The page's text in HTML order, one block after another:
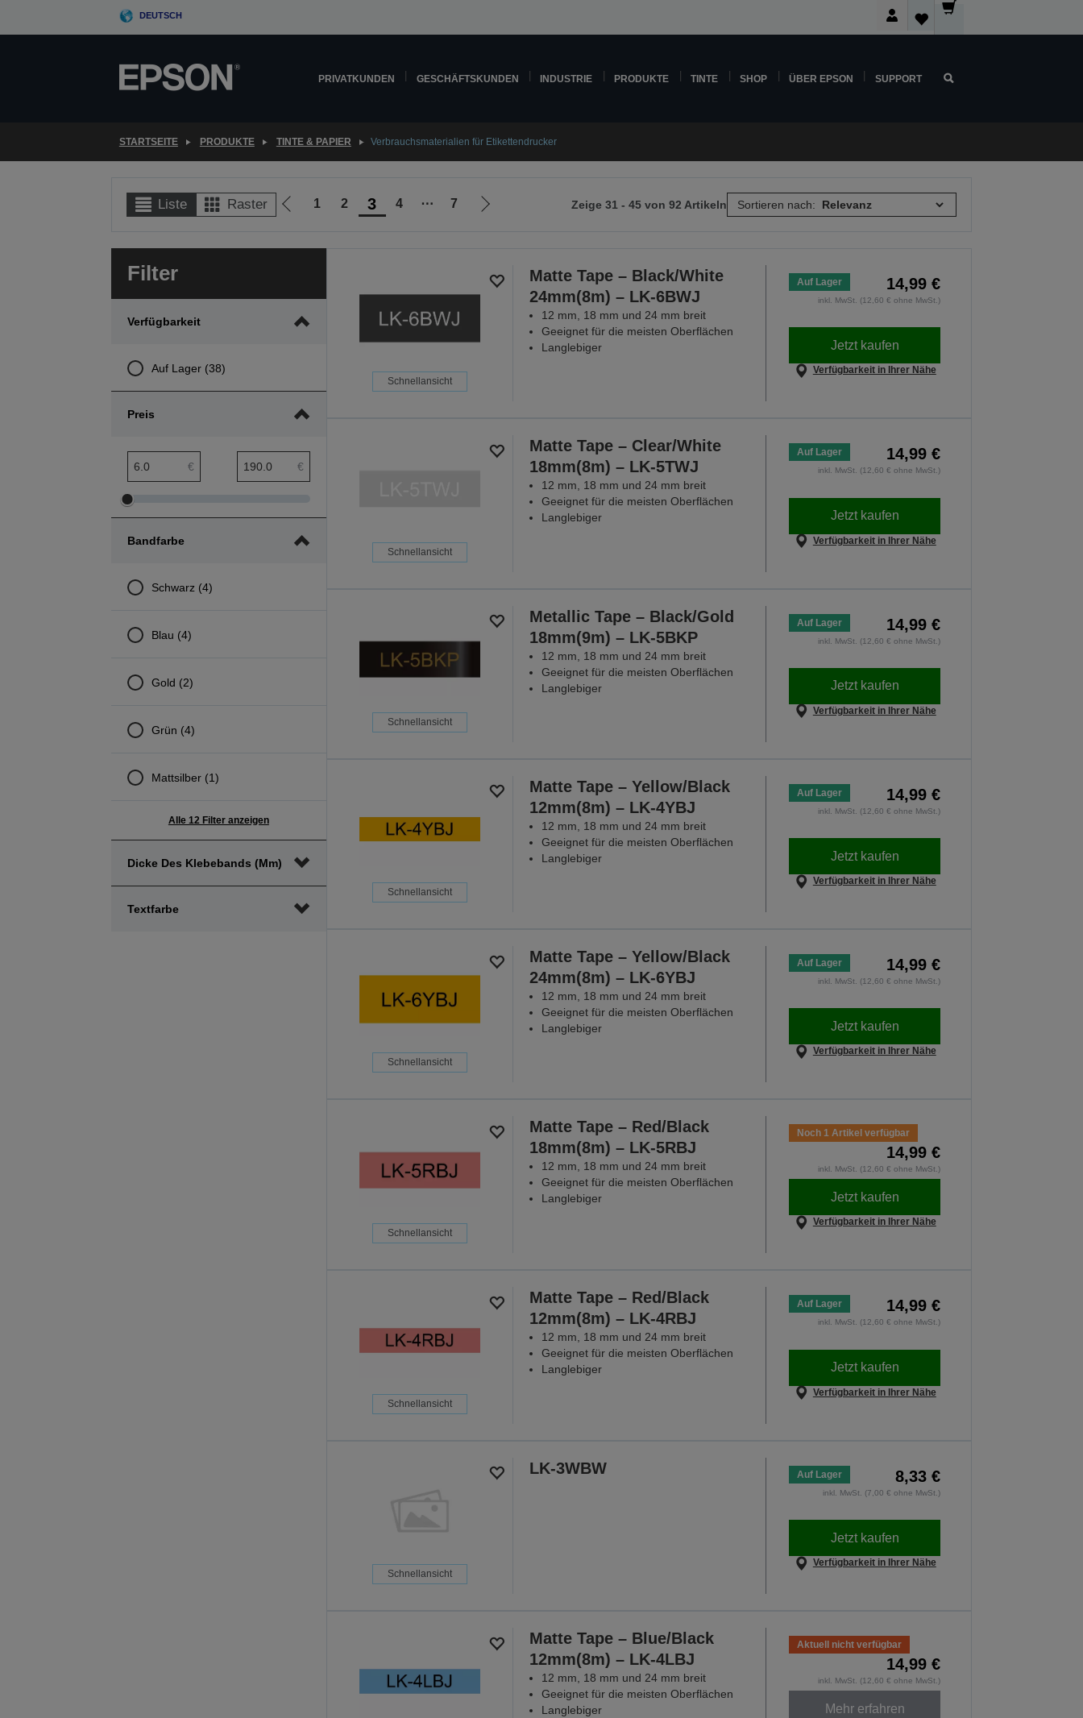
DEUTSCH
PRIVATKUNDEN GESCHÄFTSKUNDEN INDUSTRIE PRODUKTE TINTE SHOP ÜBER EPSON SUPPORT
STARTSEITE PRODUKTE TINTE & PAPIER Verbrauchsmaterialien für Etikettendrucker
Liste Raster
Zur
Seite
1 2 3 4 ⋯ 7
Zur
Zeige 31 - 45 von 92 Artikeln Sortieren nach:
Filter
Verfügbarkeit
Auf Lager (38)
Preis
€ €
Preis
Bereich
Preis
Bereich
Bandfarbe
Schwarz (4)
Blau (4)
Gold (2)
Grün (4)
Mattsilber (1)
Alle 12 Filter anzeigen
Dicke Des Klebebands (mm)
Textfarbe
Schnellansicht
Matte Tape – Black/White
24mm(8m) – LK-6BWJ
12 mm, 18 mm und 24 mm breit
Geeignet für die meisten Oberflächen
Langlebiger
Auf Lager 14,99 €
inkl. MwSt. (12,60 € ohne MwSt.)
Jetzt kaufen
Verfügbarkeit in Ihrer Nähe
Schnellansicht
Matte Tape – Clear/White
18mm(8m) – LK-5TWJ
12 mm, 18 mm und 24 mm breit
Geeignet für die meisten Oberflächen
Langlebiger
Auf Lager 14,99 €
inkl. MwSt. (12,60 € ohne MwSt.)
Jetzt kaufen
Verfügbarkeit in Ihrer Nähe
Schnellansicht
Metallic Tape – Black/Gold
18mm(9m) – LK-5BKP
12 mm, 18 mm und 24 mm breit
Geeignet für die meisten Oberflächen
Langlebiger
Auf Lager 14,99 €
inkl. MwSt. (12,60 € ohne MwSt.)
Jetzt kaufen
Verfügbarkeit in Ihrer Nähe
Schnellansicht
Matte Tape – Yellow/Black
12mm(8m) – LK-4YBJ
12 mm, 18 mm und 24 mm breit
Geeignet für die meisten Oberflächen
Langlebiger
Auf Lager 14,99 €
inkl. MwSt. (12,60 € ohne MwSt.)
Jetzt kaufen
Verfügbarkeit in Ihrer Nähe
Schnellansicht
Matte Tape – Yellow/Black
24mm(8m) – LK-6YBJ
12 mm, 18 mm und 24 mm breit
Geeignet für die meisten Oberflächen
Langlebiger
Auf Lager 14,99 €
inkl. MwSt. (12,60 € ohne MwSt.)
Jetzt kaufen
Verfügbarkeit in Ihrer Nähe
Schnellansicht
Matte Tape – Red/Black
18mm(8m) – LK-5RBJ
12 mm, 18 mm und 24 mm breit
Geeignet für die meisten Oberflächen
Langlebiger
Noch 1 Artikel verfügbar
14,99 €
inkl. MwSt. (12,60 € ohne MwSt.)
Jetzt kaufen
Verfügbarkeit in Ihrer Nähe
Schnellansicht
Matte Tape – Red/Black
12mm(8m) – LK-4RBJ
12 mm, 18 mm und 24 mm breit
Geeignet für die meisten Oberflächen
Langlebiger
Auf Lager 14,99 €
inkl. MwSt. (12,60 € ohne MwSt.)
Jetzt kaufen
Verfügbarkeit in Ihrer Nähe
Schnellansicht
LK-3WBW Auf Lager 8,33 €
inkl. MwSt. (7,00 € ohne MwSt.)
Jetzt kaufen
Verfügbarkeit in Ihrer Nähe
Matte Tape – Blue/Black
12mm(8m) – LK-4LBJ
12 mm, 18 mm und 24 mm breit
Geeignet für die meisten Oberflächen
Langlebiger
Aktuell nicht verfügbar
14,99 €
inkl. MwSt. (12,60 € ohne MwSt.)
Mehr erfahren